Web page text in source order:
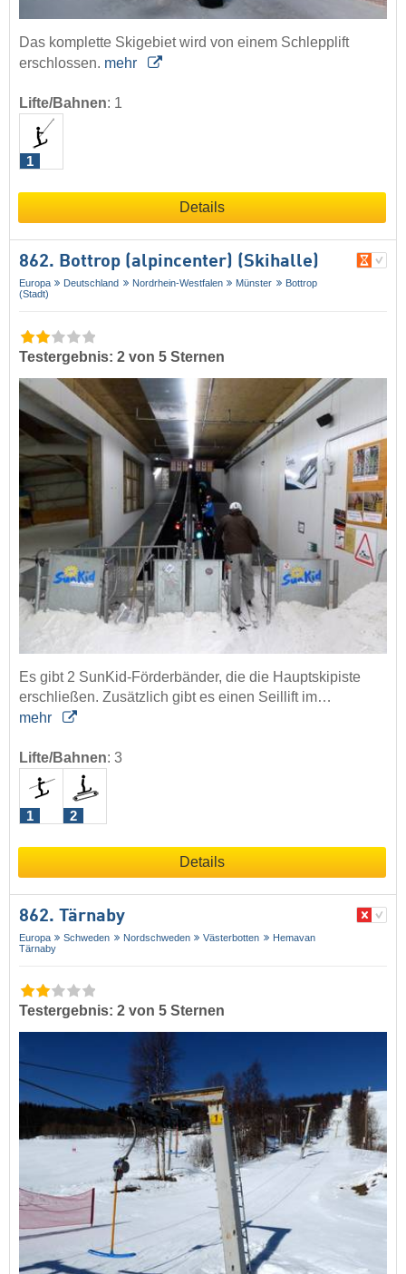
Das komplette Skigebiet wird von einem Schlepplift
erschlossen. mehr
Lifte/Bahnen: 1
1
Details
862. Bottrop (alpincenter) (Skihalle)
Europa Deutschland Nordrhein-Westfalen Münster
Bottrop
(Stadt)
Testergebnis: 2 von 5 Sternen
Es gibt 2 SunKid-Förderbänder, die die Hauptskipiste
erschließen. Zusätzlich gibt es einen Seillift im…
mehr
Lifte/Bahnen: 3
1 2
Details
862. Tärnaby
Europa Schweden Nordschweden Västerbotten
Hemavan
Tärnaby
Testergebnis: 2 von 5 Sternen